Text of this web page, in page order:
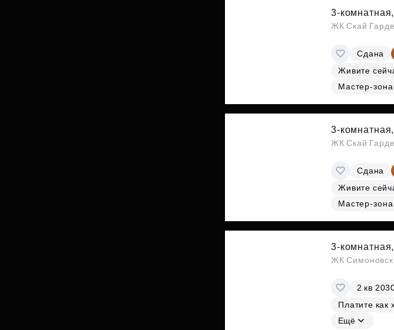
3-комнатная,
ЖК Скай
Сдана
Живите
Мастер-
3-комнатная,
ЖК Скай
Сдана
Живите
Мастер-
3-комнатная,
ЖК
2 кв
Платите как
Ещё